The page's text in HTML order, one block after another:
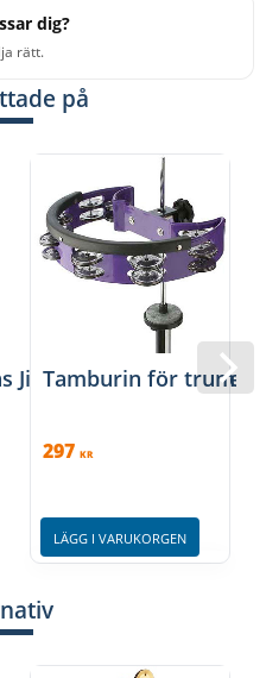
dig?
rätt.
på
Jingle-Hit Tambourines
Tamburin för
297 KR
LÄGG I VARUKORGEN